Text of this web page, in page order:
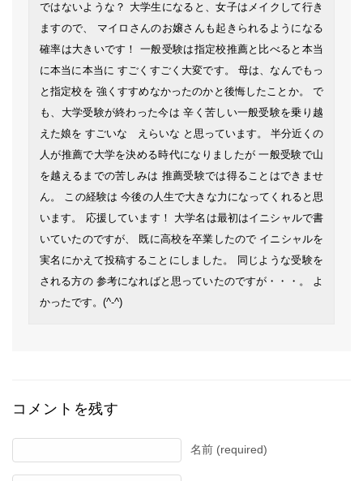
ではないような？ 大学生になると、女子はメイクして行き
ますので、 マイロさんのお嬢さんも起きられるようになる
確率は大きいです！ 一般受験は指定校推薦と比べると本当
に本当に本当に すごくすごく大変です。 母は、なんでもっ
と指定校を 強くすすめなかったのかと後悔したことか。 で
も、大学受験が終わった今は 辛く苦しい一般受験を乗り越
えた娘を すごいな えらいな と思っています。 半分近くの
人が推薦で大学を決める時代になりましたが 一般受験で山
を越えるまでの苦しみは 推薦受験では得ることはできませ
ん。 この経験は 今後の人生で大きな力になってくれると思
います。 応援しています！ 大学名は最初はイニシャルで書
いていたのですが、 既に高校を卒業したので イニシャルを
実名にかえて投稿することにしました。 同じような受験を
される方の 参考になればと思っていたのですが・・・。 よ
かったです。(^-^)
コメントを残す
名前 (required)